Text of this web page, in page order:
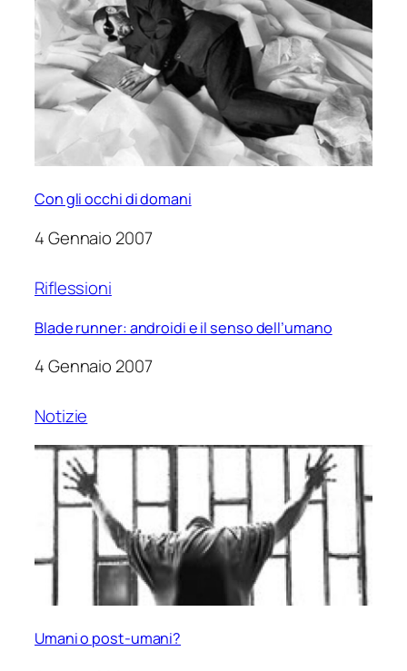
Con gli occhi di domani
4 Gennaio 2007
Riflessioni
Blade runner: androidi e il senso dell’umano
4 Gennaio 2007
Notizie
Umani o post-umani?